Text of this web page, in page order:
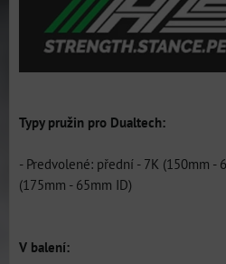
Typy pružin pro Dualtech:
- Predvolené: přední - 7K (150mm -
(175mm - 65mm ID)
V balení: